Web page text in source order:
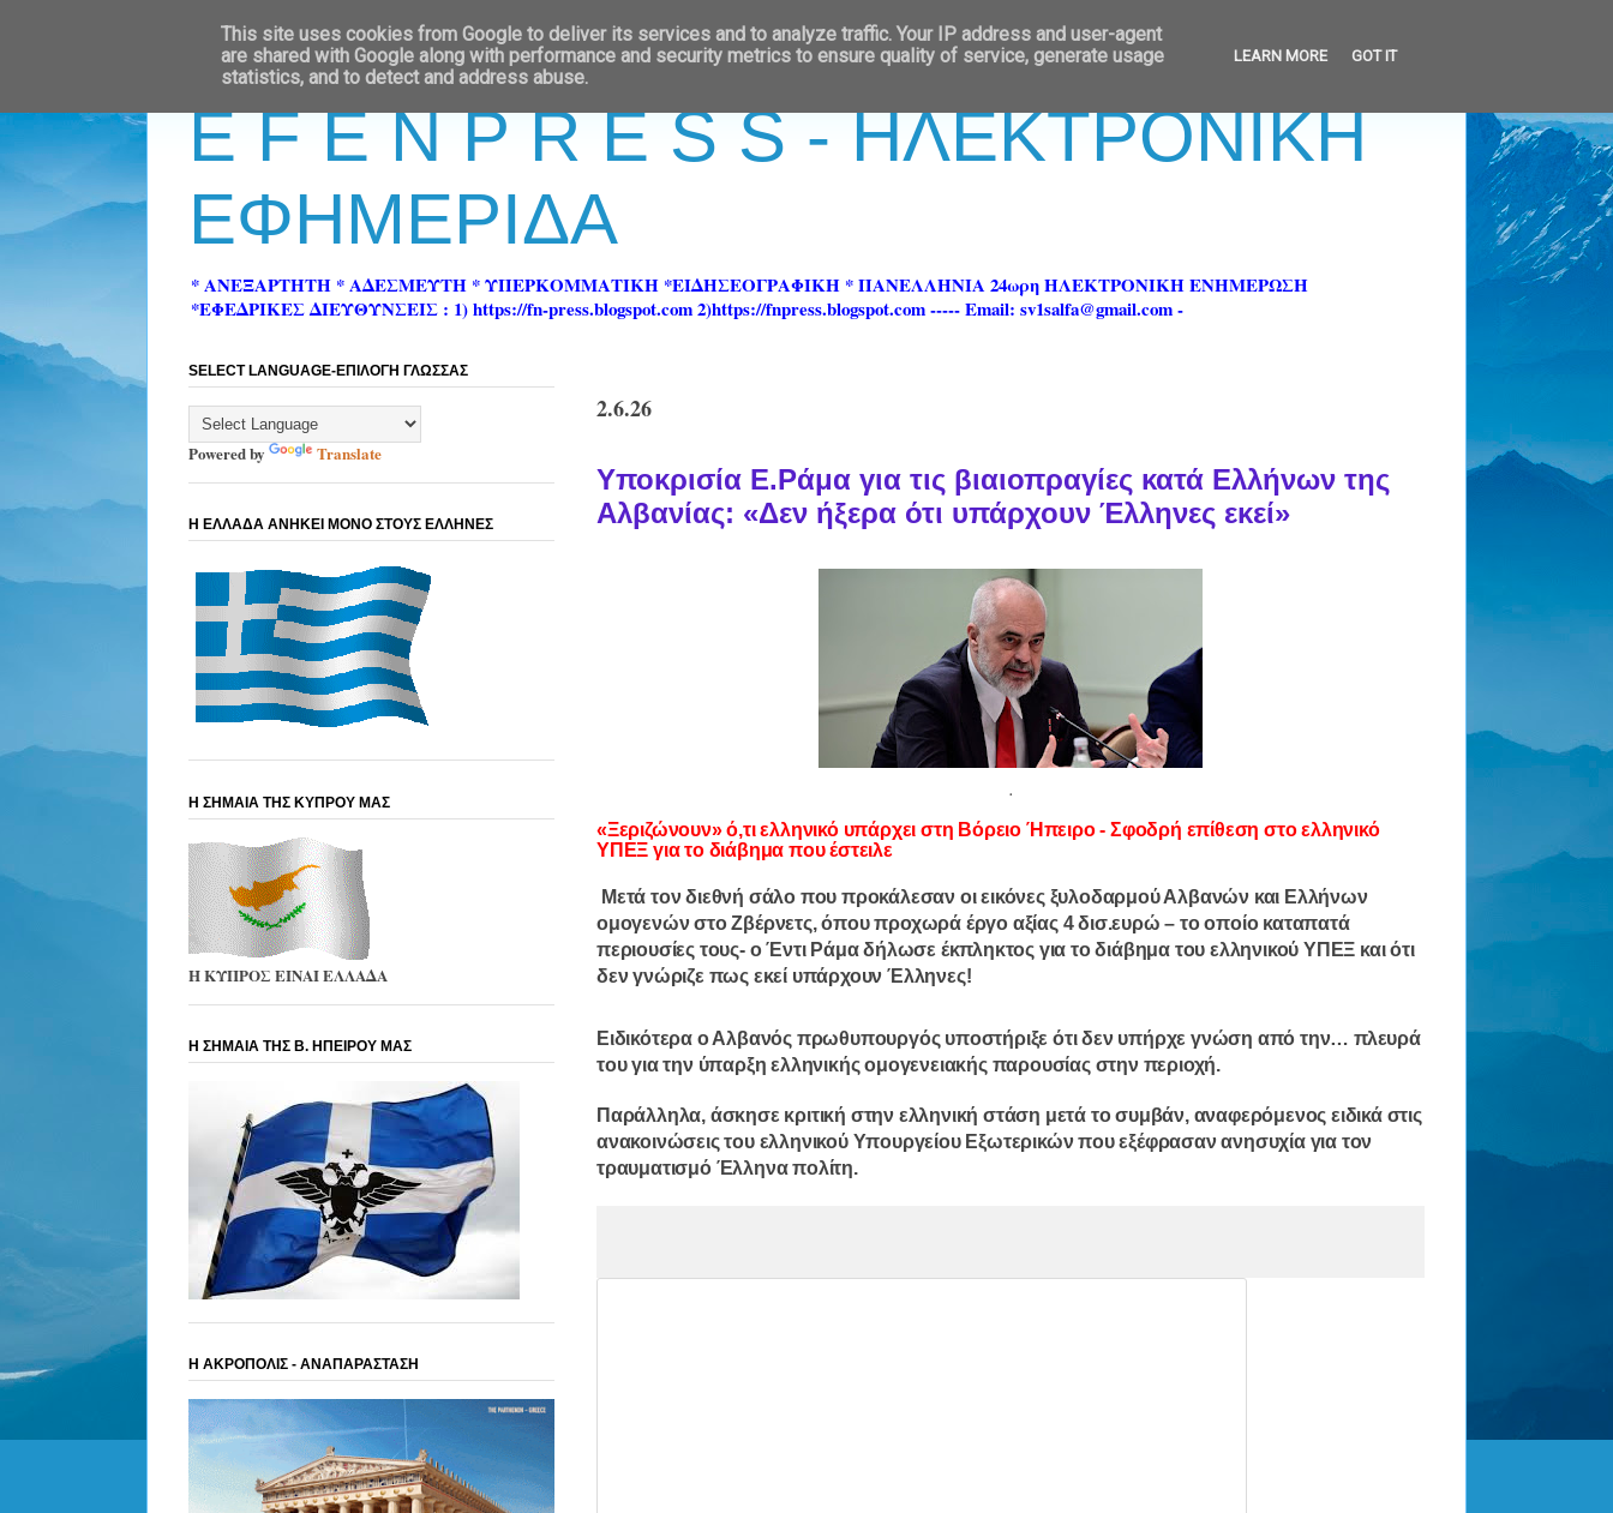
E F E N P R E S S - ΗΛΕΚΤΡΟΝΙΚΗ
ΕΦΗΜΕΡΙΔΑ
* ΑΝΕΞΑΡΤΗΤΗ * ΑΔΕΣΜΕΥΤΗ * ΥΠΕΡΚΟΜΜΑΤΙΚΗ *ΕΙΔΗΣΕΟΓΡΑΦΙΚΗ * ΠΑΝΕΛΛΗΝΙΑ 24ωρη ΗΛΕΚΤΡΟΝΙΚΗ ΕΝΗΜΕΡΩΣΗ
*ΕΦΕΔΡΙΚΕΣ ΔΙΕΥΘΥΝΣΕΙΣ : 1) https://fn-press.blogspot.com 2)https://fnpress.blogspot.com ----- Email: sv1salfa@gmail.com -
2.6.26
Υποκρισία Ε.Ράμα για τις βιαιοπραγίες κατά Ελλήνων της
Αλβανίας: «Δεν ήξερα ότι υπάρχουν Έλληνες εκεί»
.
«Ξεριζώνουν» ό,τι ελληνικό υπάρχει στη Βόρειο Ήπειρο - Σφοδρή επίθεση στο ελληνικό
ΥΠΕΞ για το διάβημα που έστειλε
Μετά τον διεθνή σάλο που προκάλεσαν οι εικόνες ξυλοδαρμού Αλβανών και Ελλήνων
ομογενών στο Ζβέρνετς, όπου προχωρά έργο αξίας 4 δισ.ευρώ – το οποίο καταπατά
περιουσίες τους- ο Έντι Ράμα δήλωσε έκπληκτος για το διάβημα του ελληνικού ΥΠΕΞ και ότι
δεν γνώριζε πως εκεί υπάρχουν Έλληνες!
Ειδικότερα ο Αλβανός πρωθυπουργός υποστήριξε ότι δεν υπήρχε γνώση από την… πλευρά
του γιατην ύπαρξη ελληνικής ομογενειακής παρουσίας στην περιοχή.
Παράλληλα, άσκησε κριτική στην ελληνική στάση μετά το συμβάν, αναφερόμενος ειδικά στις
ανακοινώσεις του ελληνικού Υπουργείου Εξωτερικώνπου εξέφρασαν ανησυχία για τον
τραυματισμό Έλληνα πολίτη.
SELECT LANGUAGE-ΕΠΙΛΟΓΗ ΓΛΩΣΣΑΣ
Powered by Translate
Η ΕΛΛΑΔΑ ΑΝΗΚΕΙ ΜΟΝΟ ΣΤΟΥΣ ΕΛΛΗΝΕΣ
Η ΣΗΜΑΙΑ ΤΗΣ ΚΥΠΡΟΥ ΜΑΣ
Η ΚΥΠΡΟΣ ΕΙΝΑΙ ΕΛΛΑΔΑ
Η ΣΗΜΑΙΑ ΤΗΣ Β. ΗΠΕΙΡΟΥ ΜΑΣ
Η ΑΚΡΟΠΟΛΙΣ - ΑΝΑΠΑΡΑΣΤΑΣΗ
This site uses cookies from Google to deliver its services and to analyze traffic. Your IP address and user-agent
are shared with Google along with performance and security metrics to ensure quality of service, generate usage
statistics, and to detect and address abuse.
LEARN MORE GOT IT